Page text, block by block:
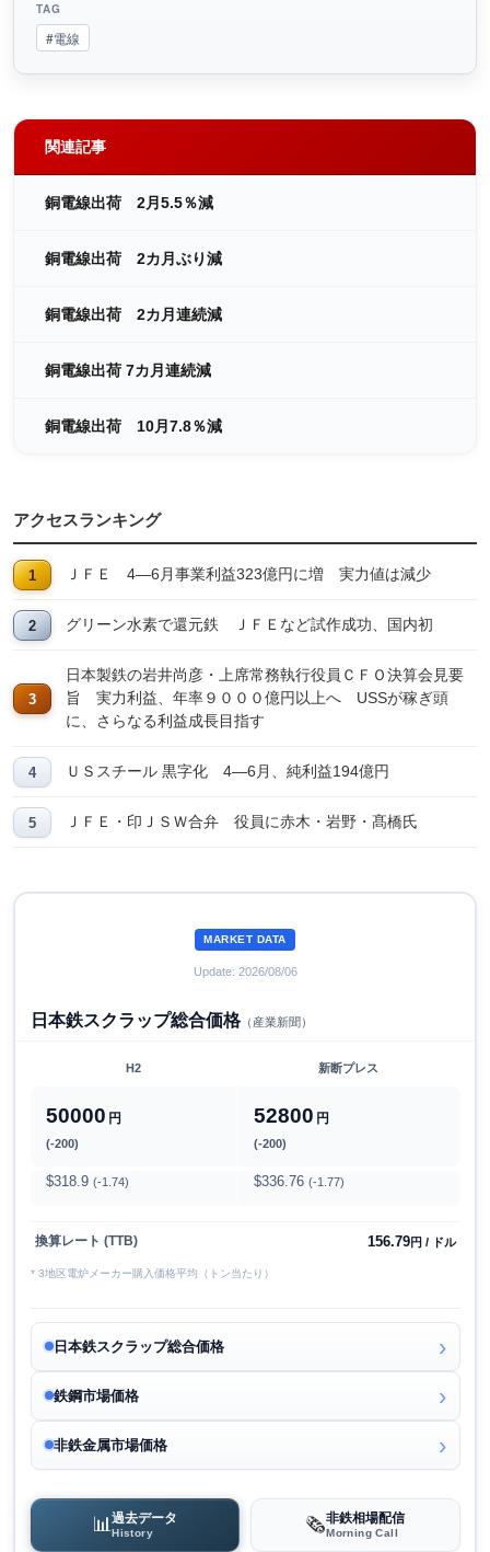
TAG
#電線
関連記事
銅電線出荷 2月5.5％減
銅電線出荷 2カ月ぶり減
銅電線出荷 2カ月連続減
銅電線出荷 7カ月連続減
銅電線出荷 10月7.8％減
アクセスランキング
ＪＦＥ 4―6月事業利益323億円に増 実力値は減少
グリーン水素で還元鉄 ＪＦＥなど試作成功、国内初
日本製鉄の岩井尚彦・上席常務執行役員ＣＦＯ決算会見要
旨 実力利益、年率９０００億円以上へ USSが稼ぎ頭
に、さらなる利益成長目指す
ＵＳスチール 黒字化 4―6月、純利益194億円
ＪＦＥ・印ＪＳＷ合弁 役員に赤木・岩野・髙橋氏
MARKET DATA
Update: 2026/08/06
日本鉄スクラップ総合価格（産業新聞）
H2 新断プレス
50000 円
(-200)
52800 円
(-200)
$318.9 (-1.74) $336.76 (-1.77)
換算レート (TTB) 156.79円 / ドル
* 3地区電炉メーカー購入価格平均（トン当たり）
日本鉄スクラップ総合価格
鉄鋼市場価格
非鉄金属市場価格
📊過去データ
History 🗞️非鉄相場配信
Morning Call